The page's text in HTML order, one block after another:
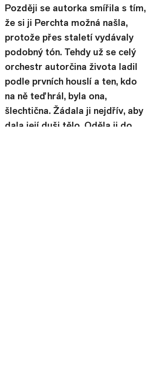
Později se autorka smířila s tím,
že si ji Perchta možná našla,
protože přes staletí vydávaly
podobný tón. Tehdy už se celý
orchestr autorčina života ladil
podle prvních houslí a ten, kdo
na ně teď hrál, byla ona,
šlechtična. Žádala ji nejdřív, aby
dala její duši tělo. Oděla ji do